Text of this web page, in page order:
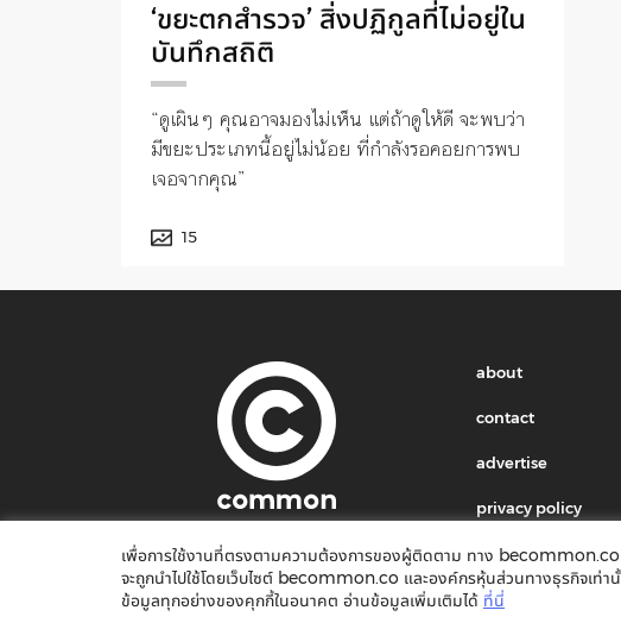
‘ขยะตกสำรวจ’ สิ่งปฏิกูลที่ไม่อยู่ใน
บันทึกสถิติ
“ดูเผินๆ คุณอาจมองไม่เห็น แต่ถ้าดูให้ดี จะพบว่า
มีขยะประเภทนี้อยู่ไม่น้อย ที่กำลังรอคอยการพบ
เจอจากคุณ”
15
about
contact
advertise
privacy policy
เพื่อการใช้งานที่ตรงตามความต้องการของผู้ติดตาม ทาง becommon.co
จะถูกนำไปใช้โดยเว็บไซต์ becommon.co และองค์กรหุ้นส่วนทางธุรกิจเท่
ข้อมูลทุกอย่างของคุกกี้ในอนาคต อ่านข้อมูลเพิ่มเติมได้ ที่นี่